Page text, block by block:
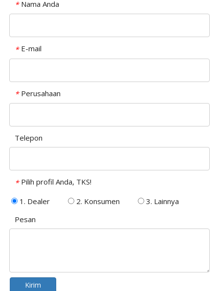
* Nama Anda
* E-mail
* Perusahaan
Telepon
* Pilih profil Anda, TKS!
1. Dealer
2. Konsumen
3. Lainnya
Pesan
Kirim